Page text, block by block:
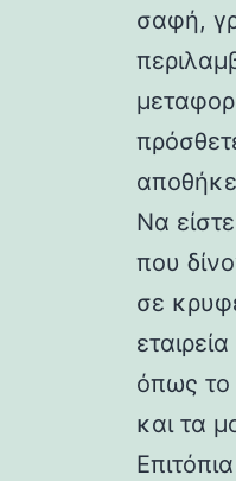
σαφή,
Να
που
σε
όπως το
και τα